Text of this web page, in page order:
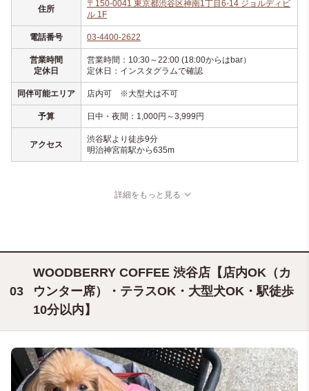
住所
〒150-0041 東京都渋谷区神南1丁目6-14 ジョルディビ
ル 1F
電話番号 03-4400-2622
営業時間
定休日
営業時間：10:30～22:00 (18:00からはbar）
定休日：インスタグラムで確認
同伴可能エリア 店内可 ※大型犬は不可
予算 日中・夜間：1,000円～3,999円
アクセス
渋谷駅より徒歩9分
明治神宮前駅から635m
詳細をもっと見る
WOODBERRY COFFEE 渋谷店【店内OK（カ
ウンター席）・テラスOK・大型犬OK・駅徒歩
10分以内】